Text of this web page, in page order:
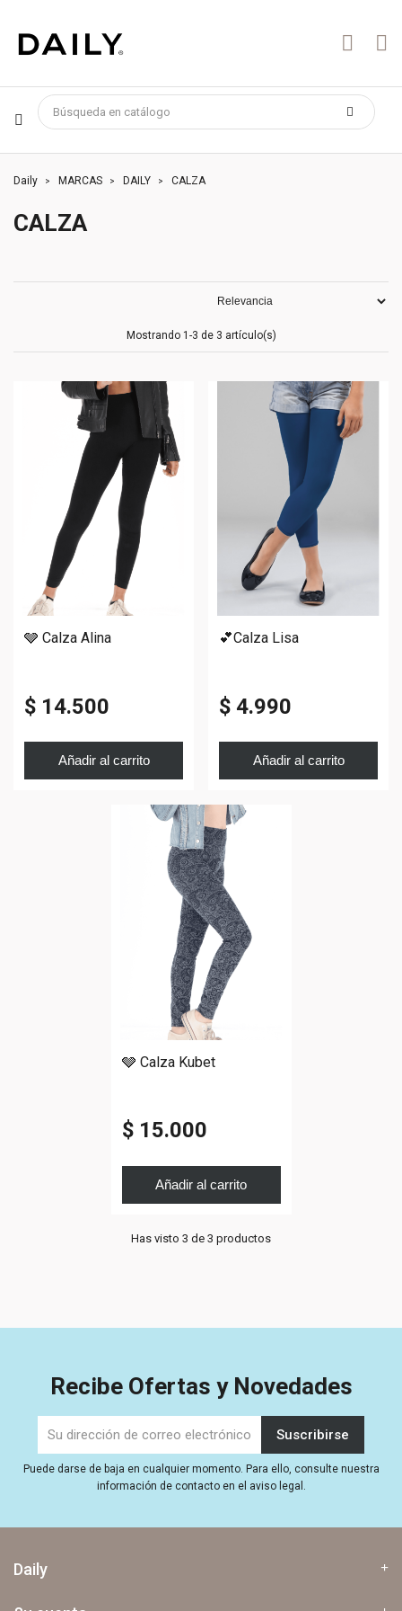
Daily MARCAS DAILY CALZA
CALZA
Mostrando 1-3 de 3 artículo(s)
🩶 Calza Alina
$ 14.500
Añadir al carrito
💕Calza Lisa
$ 4.990
Añadir al carrito
🩶 Calza Kubet
$ 15.000
Añadir al carrito
Has visto 3 de 3 productos
Recibe Ofertas y Novedades
Puede darse de baja en cualquier momento. Para ello, consulte nuestra
información de contacto en el aviso legal.
Daily